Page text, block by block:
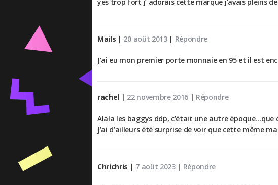
Mails | 20 août 2013| Répondre
J’ai eu mon premier porte monnaie en 95 et il est
rachel | 22 novembre 2016 | Répondre
Alala les baggys ddp, c’était une autre époque…que
J’ai d’ailleurs été surprise de voir que cette même
Chrichris | 7 août 2023| Répondre